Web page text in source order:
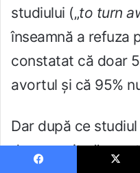
studiului („to turn
înseamnă a refuza
constatat că doar
avortul și că 95%
Dar după ce
descoperit că